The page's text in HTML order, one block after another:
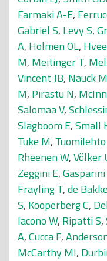
Farmaki A-E,
Gabriel S, Levy S,
A, Holmen OL,
M, Meitinger T,
Vincent JB, Nauck M
M, Pirastu N,
Salomaa V,
Slagboom E,Small
Tuke M, Tuomilehto
Rheenen W,Völker
Zeggini E,
Frayling T,de
S, Kooperberg C,
Iacono W, Ripatti S,
A,Cucca F,
McCarthy MI,